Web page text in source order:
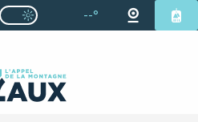
D’accueil Actuelle Été :
Page D’accueil Actuelle
--°